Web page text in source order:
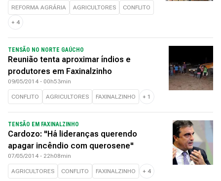
REFORMA AGRÁRIA AGRICULTORES CONFLITO
+ 4
TENSÃO NO NORTE GAÚCHO
Reunião tenta aproximar índios e
produtores em Faxinalzinho
09/05/2014 - 00h53min
CONFLITO AGRICULTORES FAXINALZINHO + 1
TENSÃO EM FAXINALZINHO
Cardozo: "Há lideranças querendo
apagar incêndio com querosene"
07/05/2014 - 22h08min
AGRICULTORES CONFLITO FAXINALZINHO + 4